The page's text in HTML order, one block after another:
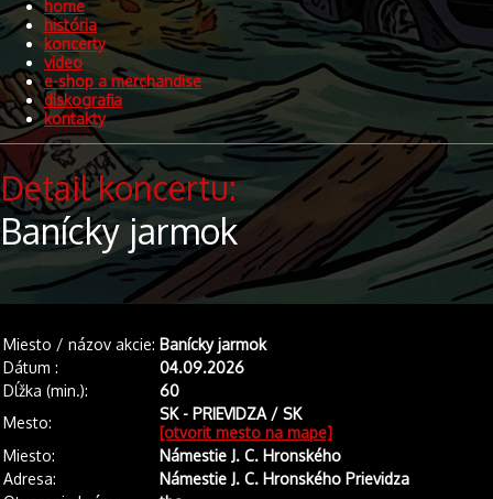
home
história
koncerty
video
e-shop a merchandise
diskografia
kontakty
Detail koncertu:
Banícky jarmok
Miesto / názov akcie: Banícky jarmok
Dátum :
04.09.2026
Dĺžka (min.):
60
Mesto:
SK - PRIEVIDZA / SK
[otvorit mesto na mape]
Miesto:
Námestie J. C. Hronského
Adresa:
Námestie J. C. Hronského Prievidza